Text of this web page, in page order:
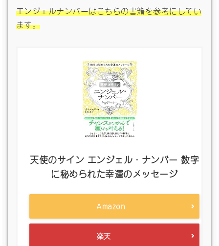
エンジェルナンバーはこちらの書籍を参考にしてい
ます。
天使のサイン エンジェル・ナンバー 数字
に秘められた幸運のメッセージ
Amazon
楽天